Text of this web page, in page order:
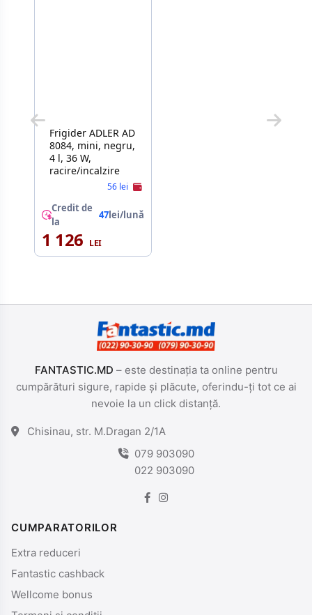
Frigider ADLER AD
8084, mini, negru,
4 l, 36 W,
racire/incalzire
56 lei
Credit de
la
47lei/lună
1 126
FANTASTIC.MD – este destinația ta online pentru
cumpărături sigure, rapide și plăcute, oferindu-ți tot ce ai
nevoie la un click distanță.
Chisinau, str. M.Dragan 2/1A
079 903090
022 903090
CUMPARATORILOR
Extra reduceri
Fantastic cashback
Wellcome bonus